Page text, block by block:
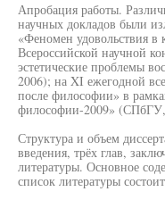
Апробация работы.
научных докладов были
«Феномен удовольствия
Всероссийской научной
эстетические проблемы
2006); на XI ежегодной
после философии» в
философии-2009» (СПбГУ,
Структура и объем
введения, трёх глав,
литературы. Основное
список литературы